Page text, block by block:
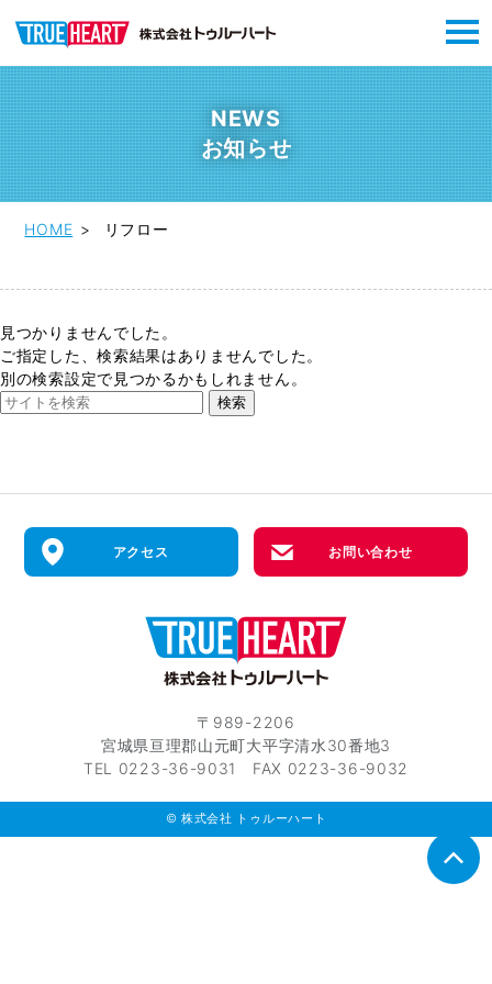
NEWS
お知らせ
HOME リフロー
見つかりませんでした。
ご指定した、検索結果はありませんでした。
別の検索設定で見つかるかもしれません。
アクセス お問い合わせ
〒989-2206
宮城県亘理郡山元町大平字清水30番地3
TEL 0223-36-9031 FAX 0223-36-9032
© 株式会社 トゥルーハート